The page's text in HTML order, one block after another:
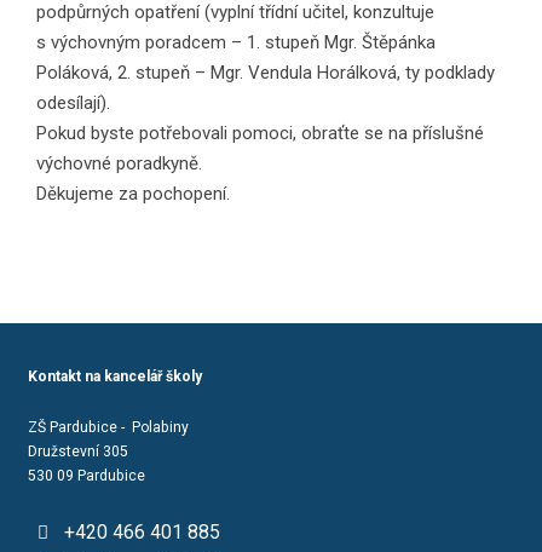
podpůrných opatření (vyplní třídní učitel, konzultuje
s výchovným poradcem – 1. stupeň Mgr. Štěpánka
Poláková, 2. stupeň – Mgr. Vendula Horálková, ty podklady
odesílají).
Pokud byste potřebovali pomoci, obraťte se na příslušné
výchovné poradkyně.
Děkujeme za pochopení.
Kontakt na kancelář školy
ZŠ Pardubice - Polabiny
Družstevní 305
530 09 Pardubice
+420 466 401 885